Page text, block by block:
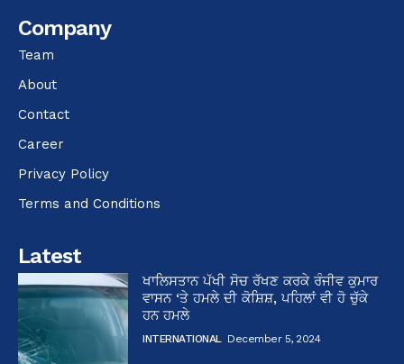
Company
Team
About
Contact
Career
Privacy Policy
Terms and Conditions
Latest
ਖਾਲਿਸਤਾਨ ਪੱਖੀ ਸੋਚ ਰੱਖਣ ਕਰਕੇ ਰੰਜੀਵ ਕੁਮਾਰ
ਵਾਸਨ ‘ਤੇ ਹਮਲੇ ਦੀ ਕੋਸ਼ਿਸ਼, ਪਹਿਲਾਂ ਵੀ ਹੋ ਚੁੱਕੇ
ਹਨ ਹਮਲੇ
INTERNATIONAL December 5, 2024